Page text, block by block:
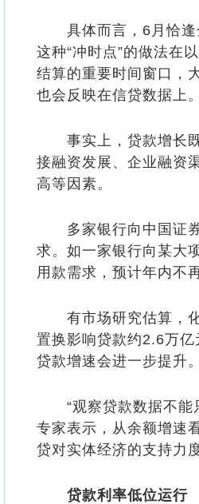
具体而言，6月恰逢金
这种“冲时点”的做法在
结算的重要时间窗口，
也会反映在信贷数据上。
事实上，贷款增长既
接融资发展、企业融资
高等因素。
多家银行向中国 证
求。如一家银行向某大
用款需求，预计年内不
有市场研究估算，化
置换影响贷款约2.6万
贷款增速会进一步提升。
“观察贷款数据不能只
专家表示，从余额增速
贷对实体经济的支持力
贷款利率低位运行